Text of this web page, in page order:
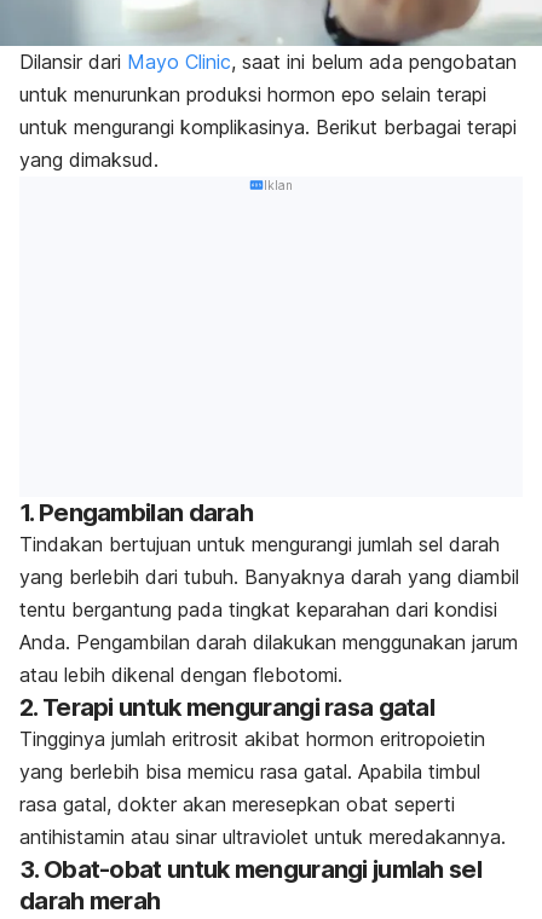
Dilansir dari Mayo Clinic, saat ini belum ada pengobatan
untuk menurunkan produksi hormon epo selain terapi
untuk mengurangi komplikasinya. Berikut berbagai terapi
yang dimaksud.
Iklan
1. Pengambilan darah
Tindakan bertujuan untuk mengurangi jumlah sel darah
yang berlebih dari tubuh. Banyaknya darah yang diambil
tentu bergantung pada tingkat keparahan dari kondisi
Anda. Pengambilan darah dilakukan menggunakan jarum
atau lebih dikenal dengan flebotomi.
2. Terapi untuk mengurangi rasa gatal
Tingginya jumlah eritrosit akibat hormon eritropoietin
yang berlebih bisa memicu rasa gatal. Apabila timbul
rasa gatal, dokter akan meresepkan obat seperti
antihistamin atau sinar ultraviolet untuk meredakannya.
3. Obat-obat untuk mengurangi jumlah sel
darah merah